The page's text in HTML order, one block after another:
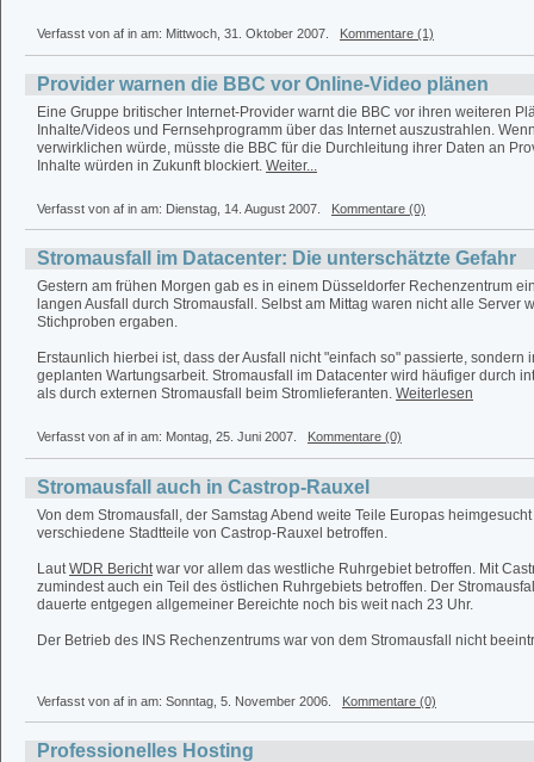
Verfasst von af in am: Mittwoch, 31. Oktober 2007. Kommentare (1)
Provider warnen die BBC vor Online-Video plänen
Eine Gruppe britischer Internet-Provider warnt die BBC vor ihren weiteren
Inhalte/Videos und Fernsehprogramm über das Internet auszustrahlen.
verwirklichen würde, müsste die BBC für die Durchleitung ihrer Daten an
Inhalte würden in Zukunft blockiert. Weiter...
Verfasst von af in am: Dienstag, 14. August 2007. Kommentare (0)
Stromausfall im Datacenter: Die unterschätzte Gefahr
Gestern am frühen Morgen gab es in einem Düsseldorfer Rechenzentrum
langen Ausfall durch Stromausfall. Selbst am Mittag waren nicht alle Server
Stichproben ergaben.
Erstaunlich hierbei ist, dass der Ausfall nicht "einfach so" passierte, sondern
geplanten Wartungsarbeit. Stromausfall im Datacenter wird häufiger durch
als durch externen Stromausfall beim Stromlieferanten. Weiterlesen
Verfasst von af in am: Montag, 25. Juni 2007. Kommentare (0)
Stromausfall auch in Castrop-Rauxel
Von dem Stromausfall, der Samstag Abend weite Teile Europas
verschiedene Stadtteile von Castrop-Rauxel betroffen.
Laut WDR Bericht war vor allem das westliche Ruhrgebiet betroffen. Mit
zumindest auch ein Teil des östlichen Ruhrgebiets betroffen. Der
dauerte entgegen allgemeiner Bereichte noch bis weit nach 23 Uhr.
Der Betrieb des INS Rechenzentrums war von dem Stromausfall nicht
Verfasst von af in am: Sonntag, 5. November 2006. Kommentare (0)
Professionelles Hosting